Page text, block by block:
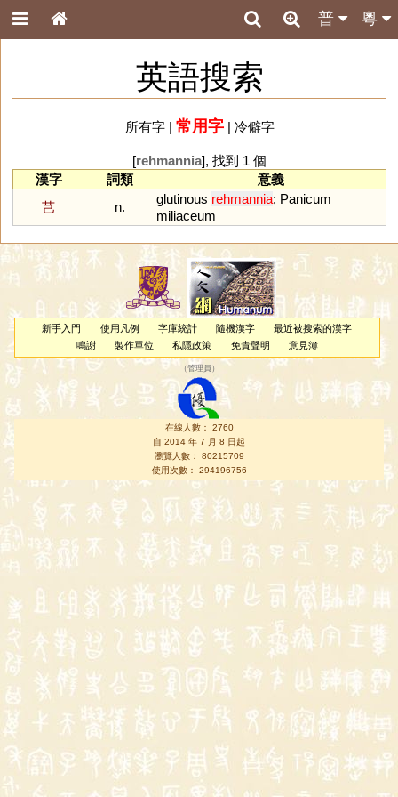
粵
普
英語搜索
所有字| 常用字| 冷僻字
[rehmannia], 找到 1 個
漢字
詞類
意義
芑
n.
glutinous rehmannia; Panicum
miliaceum
新手入門 使用凡例 字庫統計 隨機漢字
最近被搜索的漢字
鳴謝
製作單位 私隱政策 免責聲明 意見簿
（管理員 ）
在線人數： 2760
自 2014 年 7 月 8 日起
瀏覽人數： 80215709
使用次數： 294196756